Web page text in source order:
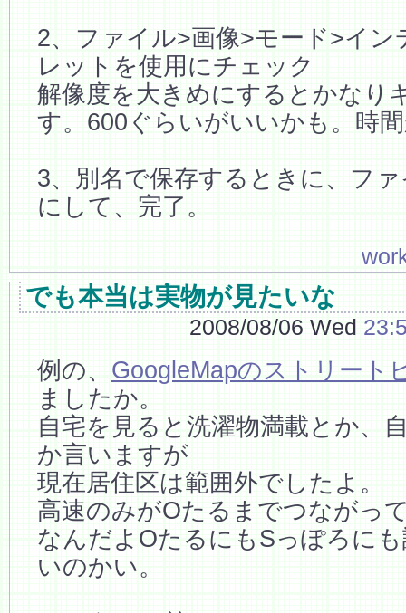
2、ファイル>画像>モード>イン
レットを使用にチェック
解像度を大きめにするとかなり
す。600ぐらいがいいかも。時
3、別名で保存するときに、フ
にして、完了。
でも本当は実物が見たいな
2008/08/06 Wed
例の、 GoogleMapのストリート
ましたか。
自宅を見ると洗濯物満載とか、
か言いますが
現在居住区は範囲外でしたよ。
高速のみがOたるまでつながっ
なんだよOたるにもSっぽろに
いのかい。